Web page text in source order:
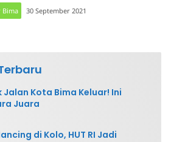
Bima 30 September 2021
Jalan Kota Bima Keluar! Ini
Juara
di Kolo, HUT RI Jadi